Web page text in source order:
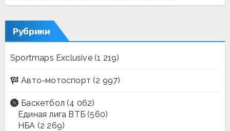
Рубрики
Sportmaps Exclusive(1 219)
Авто-мотоспорт (2 997)
Баскетбол (4 062)
Единая лига ВТБ (560)
НБА (2 269)